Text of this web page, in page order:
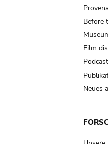
Before
Film
Neues